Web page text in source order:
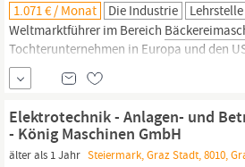
1.071 € / Monat Die Industrie Lehrstelle
Weltmarktführer im Bereich
Tochterunternehmen in Europa und den
folgenden Lehrberuf in Graz an:
ZERSPANUNGSTECHNIK (M/W/D) Deine
anhand von technischen
einfachen bis zu
Elektrotechnik - Anlagen- und
- König Maschinen GmbH
älter als 1 Jahr Steiermark, Graz Stadt, 8010,